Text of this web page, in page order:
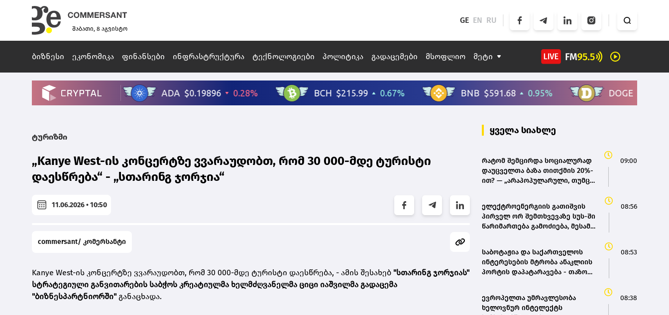
შაბათი, 8 აგვისტო
GE EN RU
ბიზნესი ეკონომიკა ფინანსები ინფრასტრუქტურა ტექნოლოგიები პოლიტიკა გადაცემები მსოფლიო მეტი
ტურიზმი
„Kanye West-ის კონცერტზე ვვარაუდობთ, რომ 30 000-მდე ტურისტი
დაესწრება“ - „სთარინგ ჯორჯია“
11.06.2026 • 10:50
commersant/ კომერსანტი
Kanye West-ის კონცერტზე ვვარაუდობთ, რომ 30 000-მდე ტურისტი დაესწრება, - ამის შესახებ "სთარინგ ჯორჯიას"
სტრატეგიული განვითარების საბჭოს კრეატიულმა ხელმძღვანელმა ციცი იაშვილმა გადაცემა
"ბიზნესპარტნიორში" განაცხადა.
ყველა სიახლე
რატომ შემცირდა სოციალურად
დაუცველთა ბაზა თითქმის 20%-
ით? — „არაპოპულარული, თუმცა
09:00
ელექტროენერგიის გათიშვის
პირველ ორ შემთხვევაზე სუს-ში
წარიმართება გამოძიება, მესამე
სამუშაოები ენგურჰესზე -
კობახიძე
08:56
საბოტაჟია და საქართველოს
ინტერესების მტრობა ანაკლიის
პორტის დაპატარავება - თაზო
08:53
ევროპელთა უმრავლესობა
ხელოვნურ ინტელექტს
08:38